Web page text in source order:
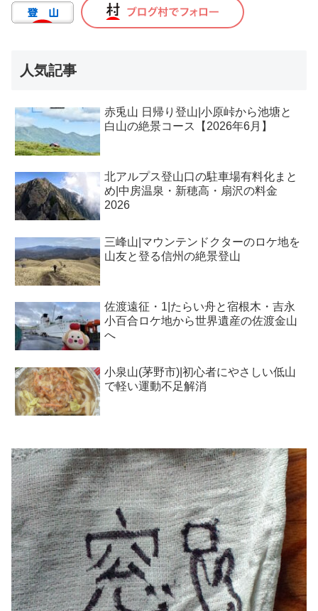
人気記事
赤兎山 日帰り登山|小原峠から池塘と
白山の絶景コース【2026年6月】
北アルプス登山口の駐車場有料化まと
め|中房温泉・新穂高・扇沢の料金
2026
三峰山|マウンテンドクターのロケ地を
山友と登る信州の絶景登山
佐渡遠征・1|たらい舟と宿根木・吉永
小百合ロケ地から世界遺産の佐渡金山
へ
小泉山(茅野市)|初心者にやさしい低山
で軽い運動不足解消